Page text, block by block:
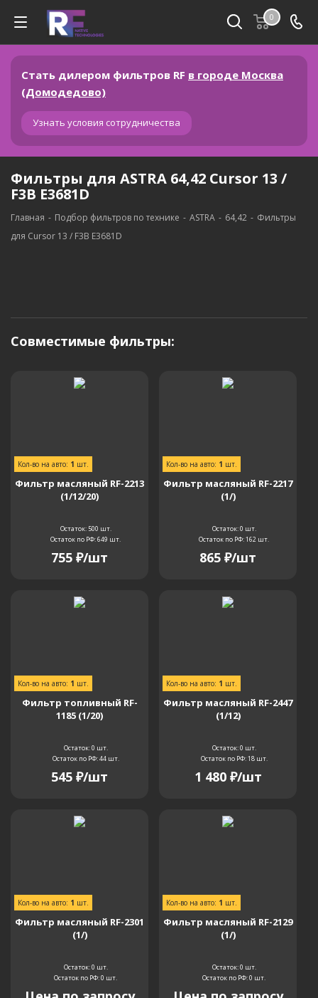
0
Стать дилером фильтров RF в городе Москва
(Домодедово)
Узнать условия сотрудничества
Фильтры для ASTRA 64,42 Cursor 13 /
F3B E3681D
Главная - Подбор фильтров по технике - ASTRA - 64,42 - Фильтры
для Cursor 13 / F3B E3681D
Совместимые фильтры:
Кол-во на авто: 1 шт.
Фильтр масляный RF-2213
(1/12/20)
Остаток: 500 шт.
Остаток по РФ: 649 шт.
755 ₽/шт
Кол-во на авто: 1 шт.
Фильтр масляный RF-2217
(1/)
Остаток: 0 шт.
Остаток по РФ: 162 шт.
865 ₽/шт
Кол-во на авто: 1 шт.
Фильтр топливный RF-
1185 (1/20)
Остаток: 0 шт.
Остаток по РФ: 44шт.
545 ₽/шт
Кол-во на авто: 1 шт.
Фильтр масляный RF-2447
(1/12)
Остаток: 0 шт.
Остаток по РФ: 18шт.
1 480₽/шт
Кол-во на авто: 1 шт.
Фильтр масляный RF-2301
(1/)
Остаток: 0 шт.
Остаток по РФ: 0 шт.
Кол-во на авто: 1 шт.
Фильтр масляный RF-2129
(1/)
Остаток: 0 шт.
Остаток по РФ: 0 шт.